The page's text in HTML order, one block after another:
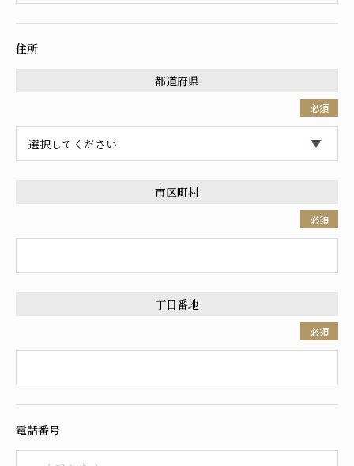
住所
都道府県
必須
市区町村
必須
丁目番地
必須
電話番号